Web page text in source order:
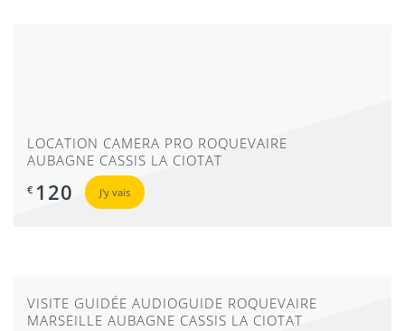
LOCATION CAMERA PRO ROQUEVAIRE
AUBAGNE CASSIS LA CIOTAT
€ 120 J'y vais
VISITE GUIDÉE AUDIOGUIDE ROQUEVAIRE
MARSEILLE AUBAGNE CASSIS LA CIOTAT